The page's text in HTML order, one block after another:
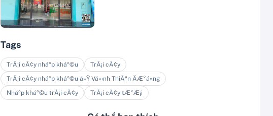
Tags
TrÃ¡i cÃ¢y nháº­p kháº©u
TrÃ¡i cÃ¢y
TrÃ¡i cÃ¢y nháº­p kháº©u á»Ÿ Vá»‹nh ThiÃªn ÄÆ°á»ng
Nháº­p kháº©u trÃ¡i cÃ¢y
TrÃ¡i cÃ¢y tÆ°Æ¡i